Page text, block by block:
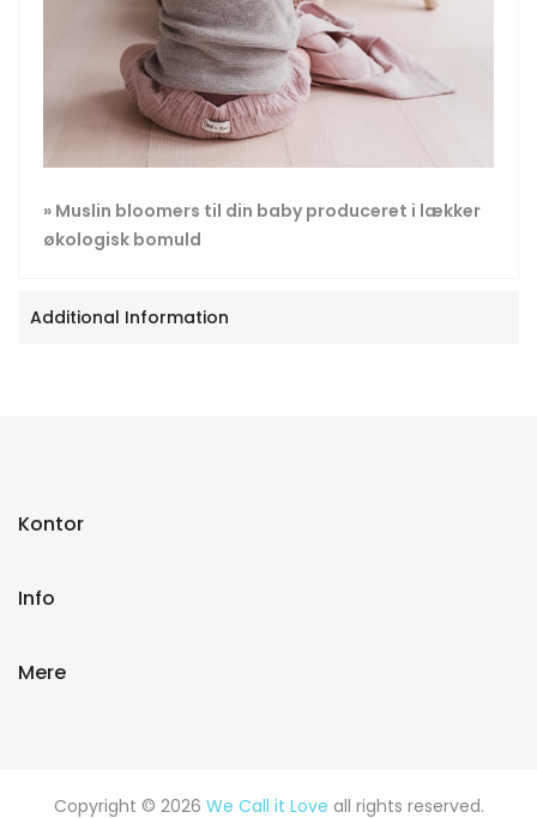
» Muslin bloomers til din baby produceret i lækker
økologisk bomuld
Additional Information
Kontor
Info
Mere
Copyright © 2026 We Call it Love all rights reserved.